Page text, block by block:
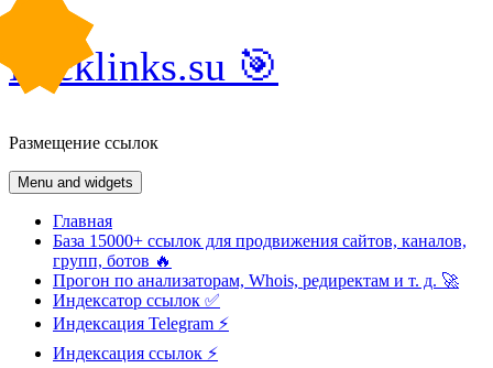
to
content
Backlinks.su 🎯
Размещение ссылок
Menu and widgets
Главная
База 15000+ ссылок для продвижения сайтов, каналов,
групп, ботов 🔥
Прогон по анализаторам, Whois, редиректам и т. д. 🚀
Индексатор ссылок ✅
Индексация Telegram ⚡️
Индексация ссылок ⚡️